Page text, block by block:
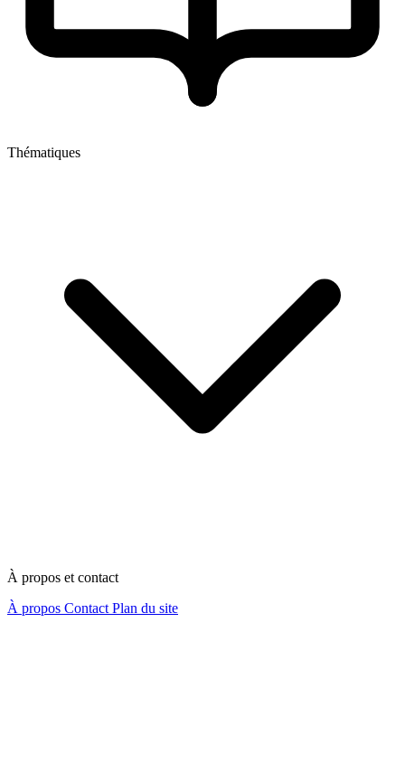
Thématiques
À propos et contact
À propos Contact Plan du site